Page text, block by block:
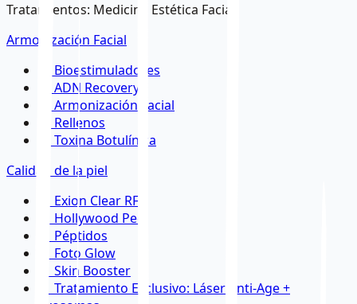
Tratamientos: Medicina Estética Facial
Armonización Facial
Bioestimuladores
ADN Recovery
Armonización Facial
Rellenos
Toxina Botulínica
Calidad de la piel
Exion Clear RF
Hollywood Peel
Péptidos
Foto Glow
Skin Booster
Tratamiento Exclusivo: Láser Anti-Age +